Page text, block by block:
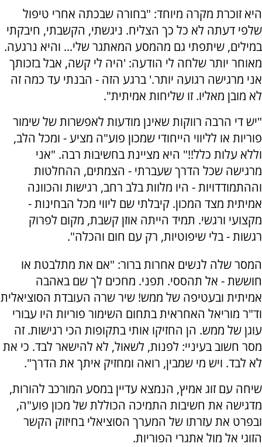
היא זוכרת מקרה מיוחד: "בחורה שבכתה אחרי טיפול
שלפי דעתה לא כל כך הצליח. ניגשתי, הקשבתי, חיבקתי
במילים, שיתפתי גם מהמסע המאתגר שלי... והיא נרגעה.
מאוחר יותר שלחה לי הודעה: 'היה לי קשה, אבל בזכותך
אני מרגישה רגועה יותר.' ברגע הזה - הבנתי עד כמה זה
לא מובן מאליו. זו שליחות אמיתית".
"יש די הרבה רווקות שאינן מודעות לאפשרות של שימור
פוריות או לליווי הייחודי שמכון פוע"ה מציע - ומכל הלב,
וללא עלות כלל!!" היא מציינת בחשיבות רבה. "אני
מרגישה שכל הדרך שעברתי - הצמתים, ההחלטות
וההתמודדויות - היו מלוות בלב רחב, רגישות והכוונה
אמיתית מצד המכון. קיבלתי שם ליווי מכל הבחינות -
מקצועי ורגשי. תמיד הייתה אוזן קשבת, מקום לפרוק
רגשות - בלי שיפוטיות, רק עם חום והכלה".
המסר שלה לנשים אחרות ברור: "אם את מתלבטת או
חוששת - אל תהססי. תפני. מחכים לך שם באהבה
אמיתית ובעטיפה של ממש! שיר שרה העובדת הסוציאלית
וד"ר מוריאל האחראית בתחום השימור פוריות היו עבורי
עוגן של ממש. הן החזיקו אותי בתקופות הכי רגישות. זה
מסר חשוב בעיניי: לפנות, לשאול, לא להישאר לבד. כי את
לא לבד. ויש מי שמבין, רואה ומחזיק איתך את הדרך".
שיחה עם זוג אמיץ, הנמצא עדיין במסע המורכב להורות,
מדגישה את חשיבות התמיכה הכוללת של מכון פוע"ה,
ובפרט את עזרתו של המערך הסוציאלי בחיזוק הקשר
הזוגי אל מול אתגרי הפוריות.